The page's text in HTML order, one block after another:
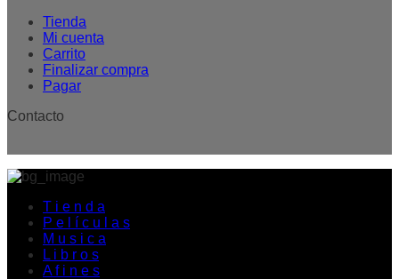
Tienda
Mi cuenta
Carrito
Finalizar compra
Pagar
Contacto
T i e n d a
P e l í c u l a s
M u s i c a
L i b r o s
A f i n e s